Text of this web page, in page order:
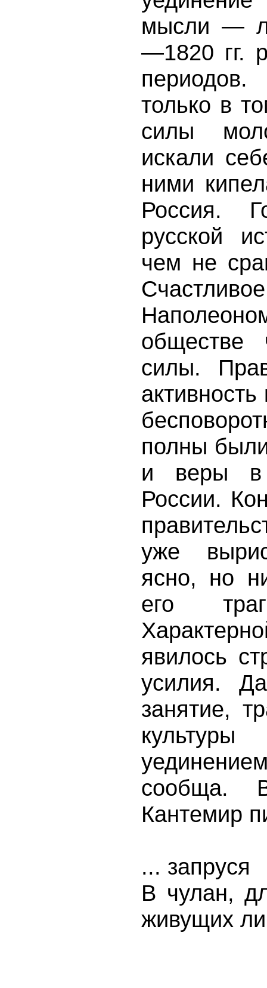
мысли —
—1820 гг.
только в
силы
искали
ними
Россия.
русской
чем не
обществе
силы.
полны
и веры в
России.
уже
ясно, но
его
явилось
усилия.
занятие,
сообща.
Кантемир
... запруся
В чулан,
живущих